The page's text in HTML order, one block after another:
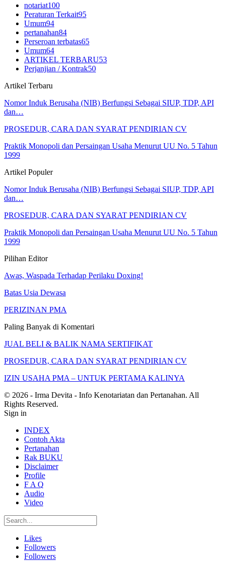
notariat100
Peraturan Terkait95
Umum94
pertanahan84
Perseroan terbatas65
Umum64
ARTIKEL TERBARU53
Perjanjian / Kontrak50
Artikel Terbaru
Nomor Induk Berusaha (NIB) Berfungsi Sebagai SIUP, TDP, API
dan…
PROSEDUR, CARA DAN SYARAT PENDIRIAN CV
Praktik Monopoli dan Persaingan Usaha Menurut UU No. 5 Tahun
1999
Artikel Populer
Nomor Induk Berusaha (NIB) Berfungsi Sebagai SIUP, TDP, API
dan…
PROSEDUR, CARA DAN SYARAT PENDIRIAN CV
Praktik Monopoli dan Persaingan Usaha Menurut UU No. 5 Tahun
1999
Pilihan Editor
Awas, Waspada Terhadap Perilaku Doxing!
Batas Usia Dewasa
PERIZINAN PMA
Paling Banyak di Komentari
JUAL BELI & BALIK NAMA SERTIFIKAT
PROSEDUR, CARA DAN SYARAT PENDIRIAN CV
IZIN USAHA PMA – UNTUK PERTAMA KALINYA
© 2026 - Irma Devita - Info Kenotariatan dan Pertanahan. All
Rights Reserved.
Sign in
INDEX
Contoh Akta
Pertanahan
Rak BUKU
Disclaimer
Profile
F A Q
Audio
Video
Likes
Followers
Followers